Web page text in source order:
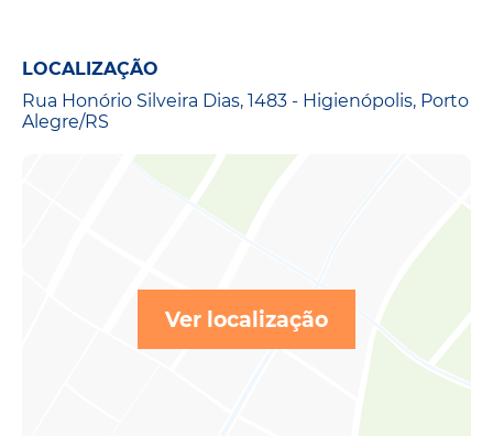
LOCALIZAÇÃO
Rua Honório Silveira Dias, 1483 - Higienópolis, Porto
Alegre/RS
Ver localização